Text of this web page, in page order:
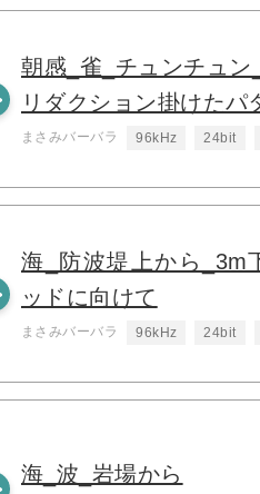
朝感_雀_チュンチュ
リダクション掛けたパ
まさみバーバラ 96kHz 24bit
海_防波堤上から_3m
ッドに向けて
まさみバーバラ 96kHz 24bit
海_波_岩場から